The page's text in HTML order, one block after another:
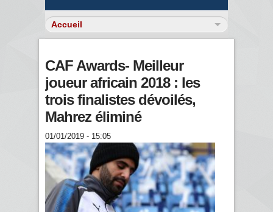
CAF Awards- Meilleur
joueur africain 2018 : les
trois finalistes dévoilés,
Mahrez éliminé
01/01/2019 - 15:05